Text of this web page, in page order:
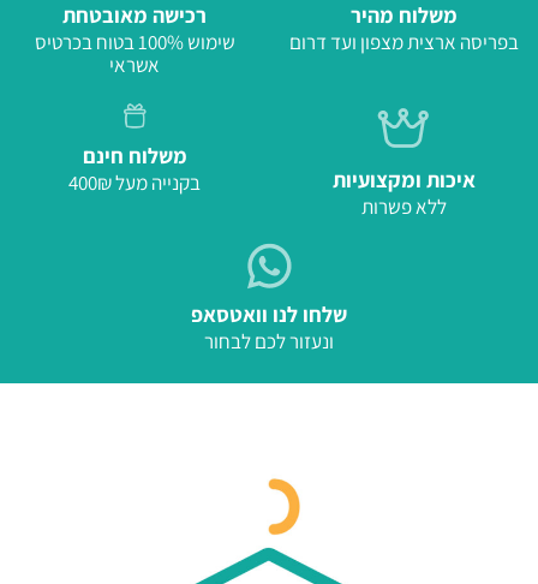
משלוח מהיר
בפריסה ארצית מצפון ועד דרום
רכישה מאובטחת
שימוש 100% בטוח בכרטיס
אשראי
איכות ומקצועיות
ללא פשרות
משלוח חינם
בקנייה מעל 400₪
שלחו לנו וואטסאפ
ונעזור לכם לבחור